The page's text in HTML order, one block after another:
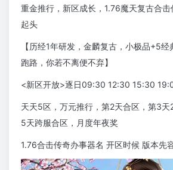
重金推行，新区成长，1.76魔天复古合
起头
【历经1年研发，金麟复古，小极品+5
跑路，你若不离便不弃】
<新区开放>逐日09:30 12:30 15:30
天天5区，万元推行，第2天合区，第3
5天跨服合区，月度年夜奖
1.76合击传奇办事器名 开区时候 版本先